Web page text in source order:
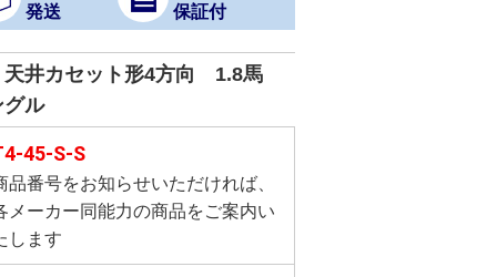
発送
保証付
井カセット形4方向 1.8馬
ル
45-S-S
品番号をお知らせいただければ、
メーカー同能力の商品をご案内い
します